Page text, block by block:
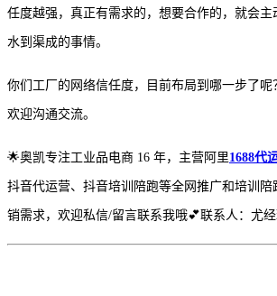
任度越强，真正有需求的，想要合作的，就会
水到渠成的事情。
你们工厂的网络信任度，目前布局到哪一步了呢
欢迎沟通交流。
🌟奥凯专注工业品电商 16 年，主营阿里1688代
抖音代运营、抖音培训陪跑等全网推广和培训陪
销需求，欢迎私信/留言联系我哦💕联系人：尤经